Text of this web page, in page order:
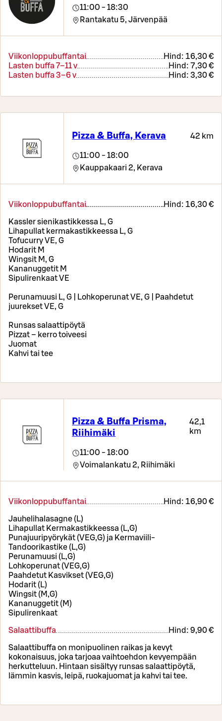
11:00 - 18:30
Rantakatu 5, Järvenpää
Viikonloppubuffantai Hind: 16,30 €
Lasten buffa 7–11 v
Hind: 7,30 €
Lasten buffa 3–6 v
Hind: 3,30 €
Pizza & Buffa, Kerava 42 km
11:00 - 18:00
Kauppakaari 2, Kerava
Viikonloppubuffantai Hind: 16,30 €
Kassler sienikastikkessa L, G
Lihapullat kermakastikkeessa L, G
Tofucurry VE, G
Hodarit M
Wingsit M, G
Kananuggetit M
Sipulirenkaat VE
Perunamuusi L, G | Lohkoperunat VE, G | Paahdetut
juurekset VE, G
Runsas salaattipöytä
Pizzat – kerro toiveesi
Juomat
Kahvi tai tee
Pizza & Buffa Prisma,
Riihimäki
42,1
km
11:00 - 18:00
Voimalankatu 2, Riihimäki
Viikonloppubuffantai Hind: 16,90 €
Jauhelihalasagne (L)
Lihapullat Kermakastikkeessa (L,G)
Punajuuripyörykät (VEG,G) ja Kermaviili-
Tandoorikastike (L,G)
Perunamuusi (L,G)
Lohkoperunat (VEG,G)
Paahdetut Kasvikset (VEG,G)
Hodarit (L)
Wingsit (M,G)
Kananuggetit (M)
Sipulirenkaat
Salaattibuffa Hind: 9,90 €
Salaattibuffa on monipuolinen raikas ja kevyt
kokonaisuus, joka tarjoaa vaihtoehdon kevyempään
herkutteluun. Hintaan sisältyy runsas salaattipöytä,
lämmin kasvis, leipä, ruokajuomat ja kahvi tai tee.